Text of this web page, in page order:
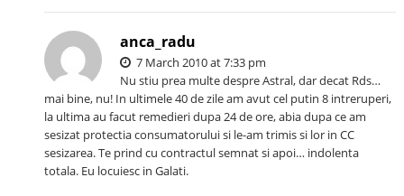
anca_radu
7 March 2010 at 7:33 pm
Nu stiu prea multe despre Astral, dar decat Rds…
mai bine, nu! In ultimele 40 de zile am avut cel putin 8 intreruperi,
la ultima au facut remedieri dupa 24 de ore, abia dupa ce am
sesizat protectia consumatorului si le-am trimis si lor in CC
sesizarea. Te prind cu contractul semnat si apoi… indolenta
totala. Eu locuiesc in Galati.